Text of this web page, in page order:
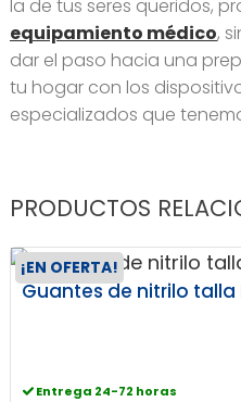
la de tus seres queridos,
equipamiento médico,
dar el paso hacia una
tu hogar con los
especializados que
PRODUCTOS
Guantes de nitrilo talla
Entrega 24-72 horas
¡EN OFERTA!